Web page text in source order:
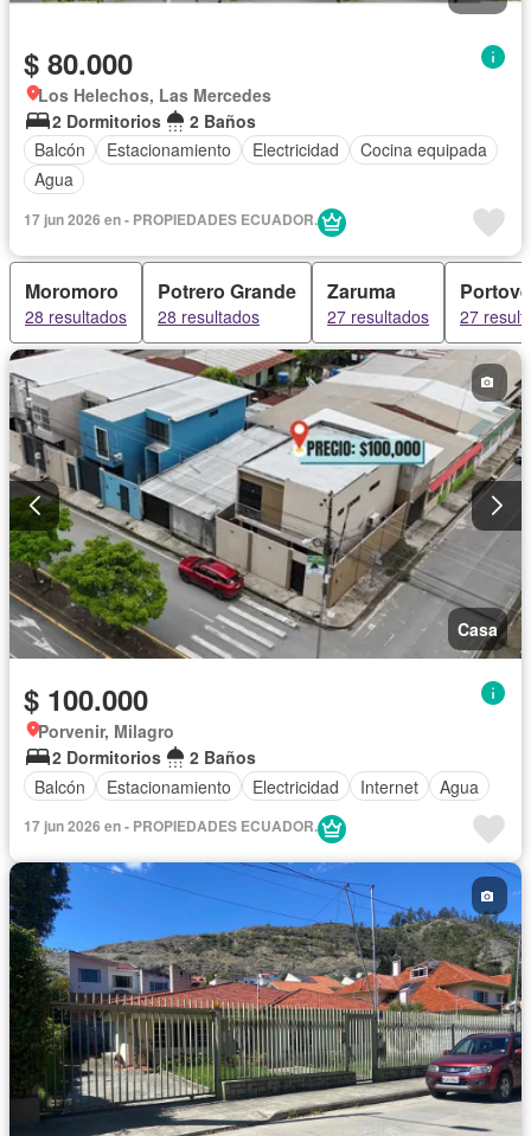
$ 80.000
Los Helechos, Las Mercedes
2 Dormitorios
2 Baños
Balcón
Estacionamiento Electricidad
Cocina equipada
Agua
17 jun 2026 en - PROPIEDADES ECUADOR.
Moromoro
28 resultados
Potrero Grande
28 resultados
Zaruma
27 resultados 27
Casa
$ 100.000
Porvenir, Milagro
2 Dormitorios
2 Baños
Balcón
Estacionamiento Electricidad Internet Agua
17 jun 2026 en - PROPIEDADES ECUADOR.